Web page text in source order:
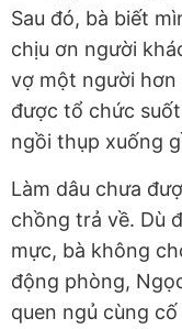
Sau đó, bà biết
chịu ơn người
vợ một người hơn
được tổ chức
ngồi thụp xuống
Làm dâu chưa
chồng trả về. Dù
mực, bà không
động phòng,
quen ngủ cùng